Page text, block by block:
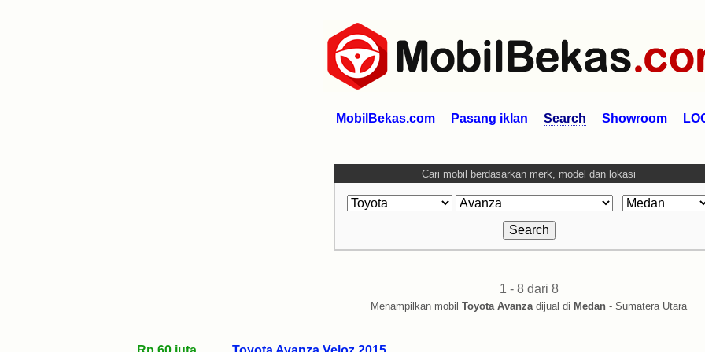
MobilBekas.com Pasang iklan Search Showroom
Cari mobil berdasarkan merk, model dan lokasi
1 - 8 dari 8
Menampilkan mobil Toyota Avanzadijual di Medan - Sumatera Utara